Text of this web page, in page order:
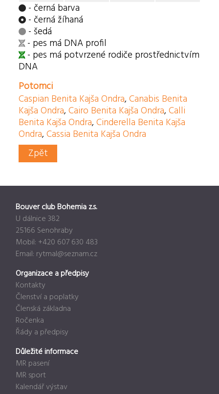
- černá barva
- černá žíhaná
- šedá
- pes má DNA profil
- pes má potvrzené rodiče prostřednictvím
DNA
Potomci
Caspian Benita Kajša Ondra,Canabis Benita
Kajša Ondra,Cairo Benita Kajša Ondra,Calli
Benita Kajša Ondra,Cinderella Benita Kajša
Ondra,Cassia Benita Kajša Ondra
Zpět
Bouver club Bohemia z.s.
U dálnice 382
25166 Senohraby
Mobil: +420 607 630 483
Email: rytmal@seznam.cz
Organizace a předpisy
Kontakty
Členství a poplatky
Členská základna
Ročenka
Řády a předpisy
Důležité informace
MR pasení
MR sport
Kalendář výstav